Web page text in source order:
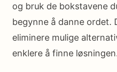
og bruk de bokstavene
begynne å danne ordet.
eliminere mulige
enklere å finne